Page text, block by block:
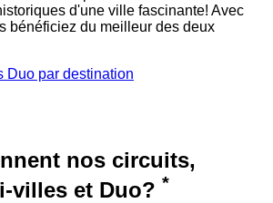
d'une ville fascinante! Avec
bénéficiez du meilleur des deux
Duo par destination
nos circuits,
villes et Duo? *